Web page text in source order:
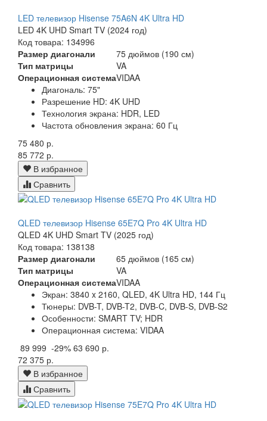
LED телевизор Hisense 75A6N 4K Ultra HD
LED 4K UHD Smart TV (2024 год)
Код товара: 134996
Размер диагонали
75 дюймов (190 см)
Тип матрицы
VA
Операционная системаVIDAA
Диагональ: 75"
Разрешение HD: 4K UHD
Технология экрана: HDR, LED
Частота обновления экрана: 60 Гц
75 480 р.
85 772 р.
В избранное
Сравнить
QLED телевизор Hisense 65E7Q Pro 4K Ultra HD
QLED 4K UHD Smart TV (2025 год)
Код товара: 138138
Размер диагонали
65 дюймов (165 см)
Тип матрицы
VA
Операционная системаVIDAA
Экран: 3840 x 2160, QLED, 4K Ultra HD, 144 Гц
Тюнеры: DVB-T, DVB-T2, DVB-C, DVB-S, DVB-S2
Особенности: SMART TV; HDR
Операционная система: VIDAA
89 999 -29% 63 690 р.
72 375 р.
В избранное
Сравнить